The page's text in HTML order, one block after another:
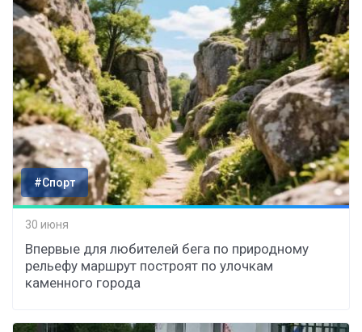
#Спорт
30 июня
Впервые для любителей бега по природному
рельефу маршрут построят по улочкам
каменного города